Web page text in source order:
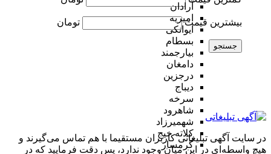
آرادان
امیریه
ایوانکی
بسطام
بیارجمند
دامغان
درجزین
دیباج
سرخه
شاهرود
شهمیرزاد
کلاته خیج
گرمسار
بیشترین قیمت تومان
جستجو
در سایت آگهی تبلیغاتی کاربران مستقیما با هم تماس می‌گیرند و
هیچ واسطه‌ای در این میان وجود ندارد، پس دقت فرمایید که در